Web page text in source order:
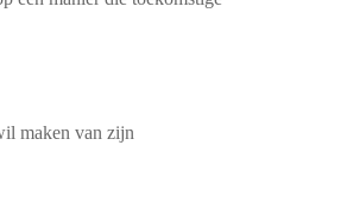
maken van zijn